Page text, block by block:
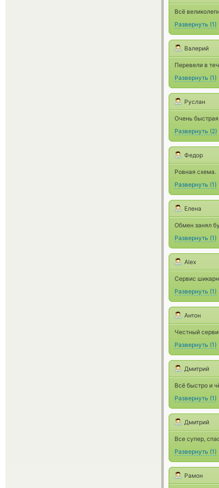
Всё
Развернуть (1)
Валерий
Перевели в
Развернуть (1)
Руслан
Очень быстрая
Развернуть (2)
Федор
Ровная схема.
Развернуть (1)
Елена
Обмен занял
Развернуть (1)
Alex
Сервис
Развернуть (1)
Антон
Честный
Развернуть (1)
Дмитрий
Всё быстро и
Развернуть (1)
Дмитрий
Все супер,
Развернуть (1)
Рамон